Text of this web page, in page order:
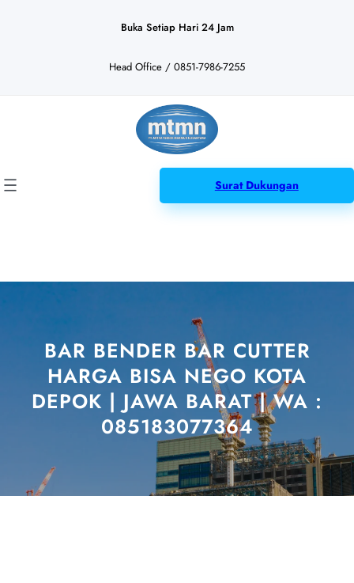
Buka Setiap Hari 24 Jam
Head Office / 0851-7986-7255
Surat Dukungan
BAR BENDER BAR CUTTER
HARGA BISA NEGO KOTA
DEPOK | JAWA BARAT | WA :
085183077364